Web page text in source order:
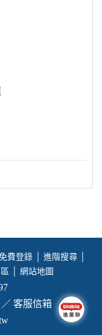
費登錄 進階搜尋
網站地圖
／ 客服信箱